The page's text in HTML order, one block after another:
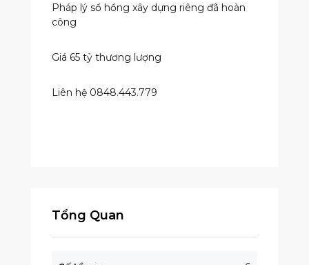
Pháp lý sổ hồng xây dựng riêng đã hoàn
công
Giá 65 tỷ thương lượng
Liên hệ 0848.443.779
Tổng Quan